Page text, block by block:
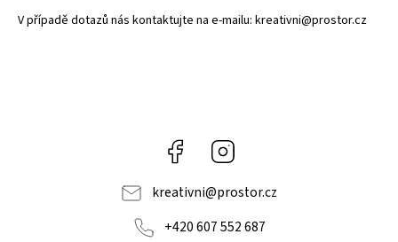
V případě dotazů nás kontaktujte na e-mailu: kreativni@prostor.cz
Facebook
kreativni@prostor.cz
+420 607 552 687